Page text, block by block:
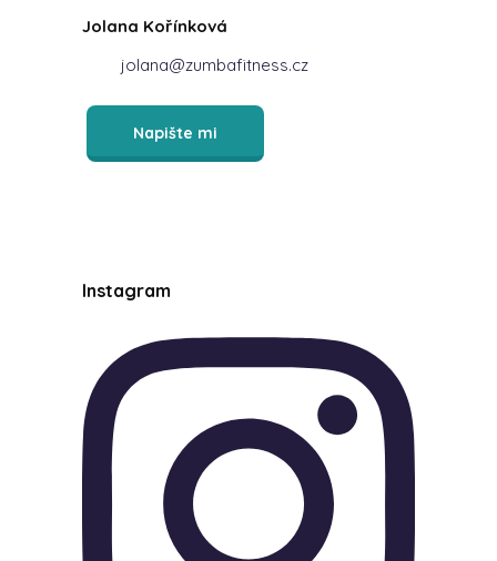
Jolana Kořínková
jolana@zumbafitness.cz
Napište mi
Instagram